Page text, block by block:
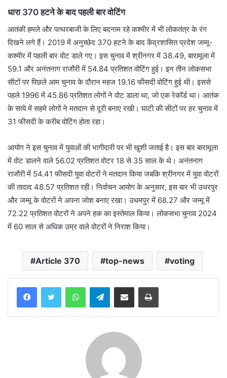
धारा 370 हटने के बाद पहली बार वोटिंग
आतंकी हमले और पत्थरबाजी के लिए बदनाम रहे कश्मीर में भी लोकतंत्र के रंग
दिखने लगे हैं। 2019 में अनुच्छेद 370 हटने के बाद केंद्रशासित प्रदेश जम्मू-
कश्मीर में पहली बार वोट डाले गए। इस चुनाव में श्रीनगर में 38.49, बारामूला में
59.1 और अनंतनाग राजौरी में 54.84 प्रतिशत वोटिंग हुई। इन तीन लोकसभा
सीटों पर पिछले आम चुनाव के दौरान महज 19.16 फीसदी वोटिंग हुई थी। इससे
पहले 1996 में 45.86 प्रतिशत लोगों ने वोट डाला था, जो एक रेकॉर्ड था। आतंक
के साये में सहमे लोगों ने मतदान से दूरी बनाए रखी। घाटी की सीटों पर हर चुनाव में
31 फीसदी के करीब वोटिंग होता रहा।
आयोग ने इस चुनाव में युवाओं की भागीदारी पर भी खुशी जताई है। इस बार बारामूला
में वोट डालने वाले 56.02 प्रतिशत वोटर 18 से 35 साल के थे। अनंतनाग
राजौरी में 54.41 फीसदी युवा वोटरों ने मतदान किया जबकि श्रीनगर में युवा वोटरों
की तादाद 48.57 प्रतिशत रही। निर्वाचन आयोग के अनुसार, इस बार भी उधरपुर
और जम्मू के वोटरों ने अपना जोश बनाए रखा। उधमपुर में 68.27 और जम्मू में
72.22 प्रतिशत वोटरों ने अपने हक का इस्तेमाल किया। लोकसभा चुनाव 2024
में 60 साल से अधिक उम्र वाले वोटरों ने निराश किया।
Article 370 top-news voting
WhatsAppTelegramShare via Email Print